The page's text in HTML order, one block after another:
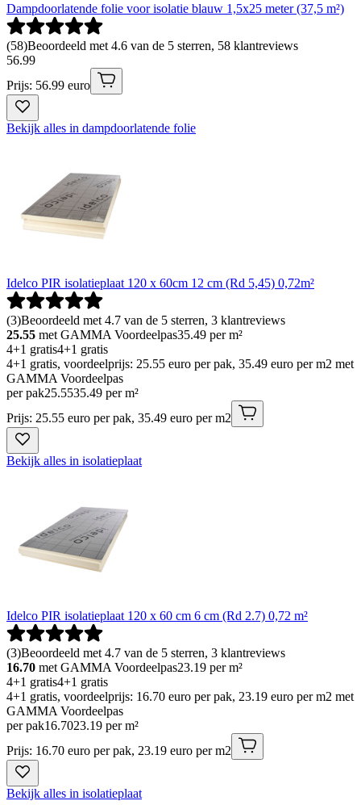
Dampdoorlatende folie voor isolatie blauw 1,5x25 meter (37,5 m²)
(58)Beoordeeld met 4.6 van de 5 sterren, 58 klantreviews
56.99
Prijs: 56.99 euro
Bekijk alles in dampdoorlatende folie
Idelco PIR isolatieplaat 120 x 60cm 12 cm (Rd 5,45) 0,72m²
(3)Beoordeeld met 4.7 van de 5 sterren, 3 klantreviews
25.55 met GAMMA Voordeelpas35.49 per m²
4+1 gratis4+1 gratis
4+1 gratis, voordeelprijs: 25.55 euro per pak, 35.49 euro per m2 met
GAMMA Voordeelpas
per pak25.5535.49 per m²
Prijs: 25.55 euro per pak, 35.49 euro per m2
Bekijk alles in isolatieplaat
Idelco PIR isolatieplaat 120 x 60 cm 6 cm (Rd 2.7) 0,72 m²
(3)Beoordeeld met 4.7 van de 5 sterren, 3 klantreviews
16.70 met GAMMA Voordeelpas23.19 per m²
4+1 gratis4+1 gratis
4+1 gratis, voordeelprijs: 16.70 euro per pak, 23.19 euro per m2 met
GAMMA Voordeelpas
per pak16.7023.19 per m²
Prijs: 16.70 euro per pak, 23.19 euro per m2
Bekijk alles in isolatieplaat